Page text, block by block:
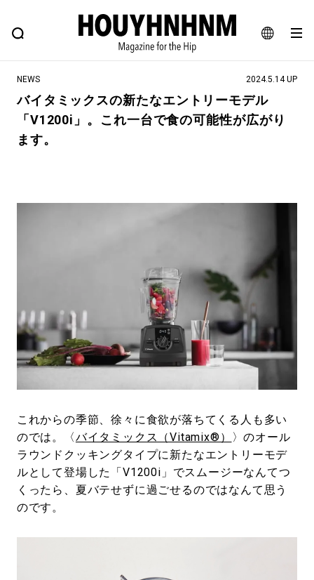
JA
EN
FEATURE BLOG SNAP
ヒップなファッション、カルチャー、ライフスタイルWEBマガジン
#注目のタグ
#NEW VINTAGE #マイナーグッド図鑑
#FOCUS IT #AH.H
#FASHION #MUSIC #MOVIE
#LIFESTYLE #SNEAKER #OUTDOOR
#SPORTS #HANDSOME HANDBOOK
NEWS 2024.5.14 UP
バイタミックスの新たなエントリーモデル
「V1200i」。これ一台で食の可能性が広がり
ます。
これからの季節、徐々に食欲が落ちてくる人も多い
のでは。〈バイタミックス（Vitamix®）
〉のオール
ラウンドクッキングタイプに新たなエントリーモデ
ルとして登場した「V1200i」でスムージーなんてつ
くったら、夏バテせずに過ごせるのではなんて思う
のです。